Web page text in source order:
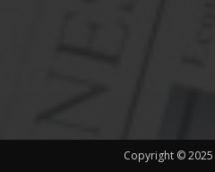
Copyright ©